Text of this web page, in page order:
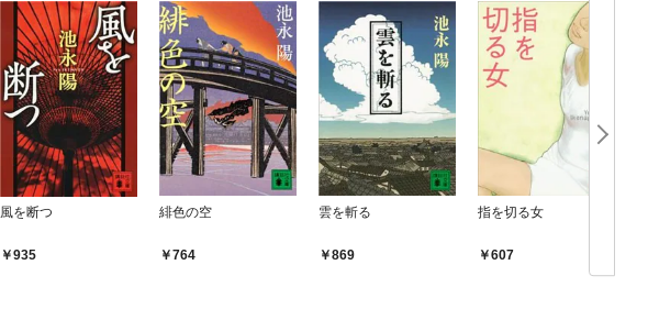
風を断つ
935
緋色の空
764
雲を斬る
869
指を切る女
607